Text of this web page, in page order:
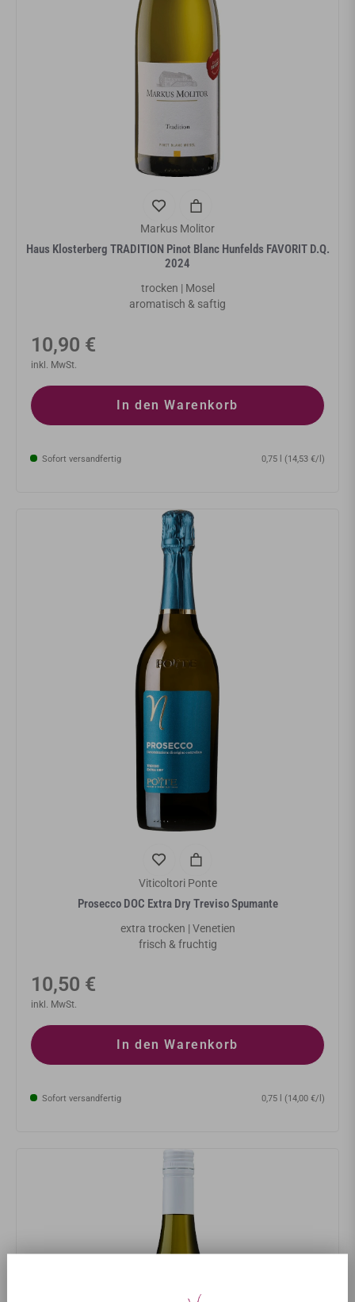
Markus Molitor
Haus Klosterberg TRADITION Pinot Blanc Hunfelds FAVORIT D.Q.
2024
trocken | Mosel
aromatisch & saftig
Normaler
Preis
10,90 €
inkl. MwSt.
In den Warenkorb
Sofort versandfertig 0,75 l (14,53 €/l)
Viticoltori Ponte
Prosecco DOC Extra Dry Treviso Spumante
extra trocken | Venetien
frisch & fruchtig
Normaler
Preis
10,50 €
inkl. MwSt.
In den Warenkorb
Sofort versandfertig 0,75 l (14,00 €/l)